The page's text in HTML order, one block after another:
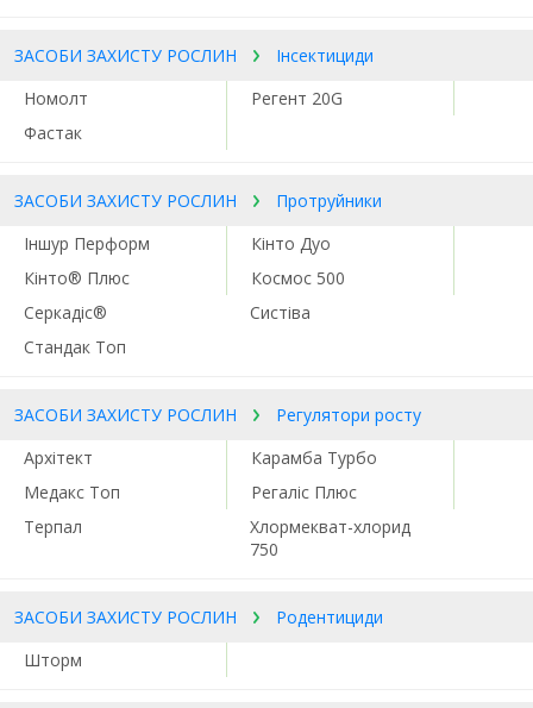
ЗАСОБИ ЗАХИСТУ РОСЛИН
Інсектициди
Номолт
Регент 20G
Фастак
ЗАСОБИ ЗАХИСТУ РОСЛИН
Протруйники
Іншур Перформ
Кінто Дуо
Кінто® Плюс
Космос 500
Серкадіс®
Систіва
Стандак Топ
ЗАСОБИ ЗАХИСТУ РОСЛИН
Регулятори росту
Архітект
Карамба Турбо
Медакс Топ
Регаліс Плюс
Терпал
Хлормекват-хлорид
750
ЗАСОБИ ЗАХИСТУ РОСЛИН
Родентициди
Шторм